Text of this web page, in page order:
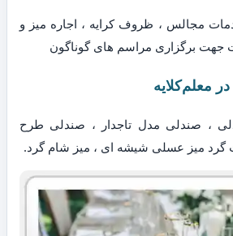
مجالس ، ظروف کرایه ، اجاره میز و
جهت برگزاری مراسم های گوناگون
معلم‌کلایه
، صندلی مدل تاجدار ، صندلی طرح
گرد میز عسلی شیشه ای ، میز شام گرد.